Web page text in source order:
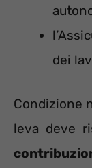
dei
Condizione
leva deve